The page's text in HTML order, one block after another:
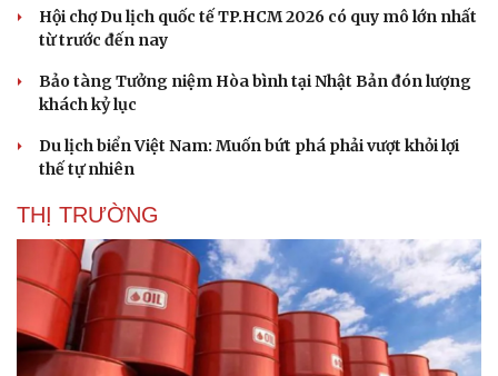
Hội chợ Du lịch quốc tế TP.HCM 2026 có quy mô lớn nhất
từ trước đến nay
Bảo tàng Tưởng niệm Hòa bình tại Nhật Bản đón lượng
khách kỷ lục
Du lịch biển Việt Nam: Muốn bứt phá phải vượt khỏi lợi
thế tự nhiên
THỊ TRƯỜNG